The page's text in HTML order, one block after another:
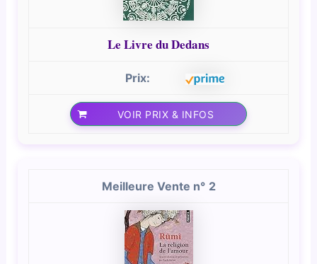
Le Livre du Dedans
VOIR PRIX & INFOS
2